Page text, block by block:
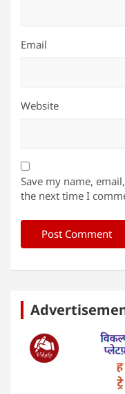
Email
Website
Save my name,
the next time I